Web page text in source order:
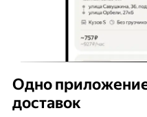
Одно
доставок